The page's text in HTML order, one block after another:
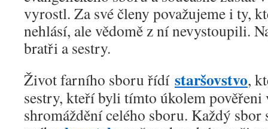
vyrostl. Za své členy považujeme i ty,
nehlásí, ale vědomě z ní nevystoupili.
bratři a sestry.
Život farního sboru řídí staršovstvo,
sestry, kteří byli tímto úkolem
shromáždění celého sboru. Každý